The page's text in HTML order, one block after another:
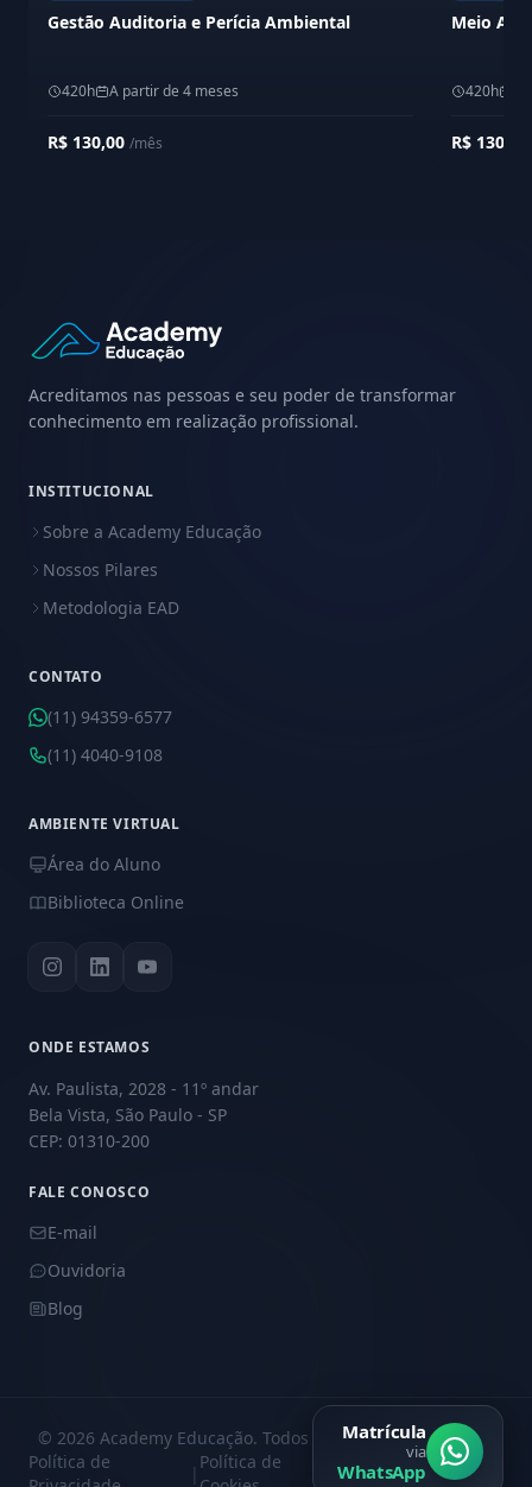
Gestão Auditoria e Perícia Ambiental
420h A partir de 4 meses
R$ 130,00 /mês
Meio
420h
R$ 130,00
Acreditamos nas pessoas e seu poder de transformar
conhecimento em realização profissional.
INSTITUCIONAL
Sobre a Academy Educação
Nossos Pilares
Metodologia EAD
CONTATO
(11) 94359-6577
(11) 4040-9108
AMBIENTE VIRTUAL
Área do Aluno
Biblioteca Online
ONDE ESTAMOS
Av. Paulista, 2028 - 11º andar
Bela Vista, São Paulo - SP
CEP: 01310-200
FALE CONOSCO
E-mail
Ouvidoria
Blog
© 2026 Academy Educação. Todos os direitos reservados.
Política de
|
Política de
|
Central de
Matrícula
via
WhatsApp